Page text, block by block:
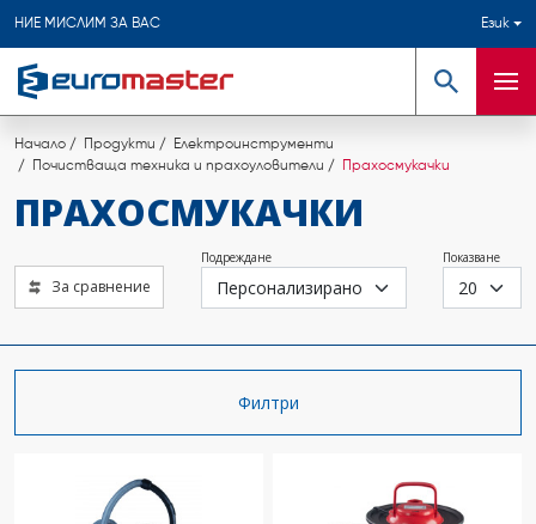
НИЕ МИСЛИМ ЗА ВАС Език
Търсене
Начало Продукти
Електроинструменти
Почистваща техника и прахоуловители
Прахосмукачки
ПРАХОСМУКАЧКИ
За сравнение
Подреждане Показване
Филтри